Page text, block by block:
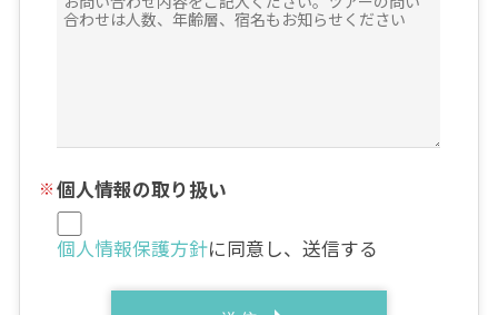
個人情報の取り扱い
個人情報保護方針に同意し、送信する